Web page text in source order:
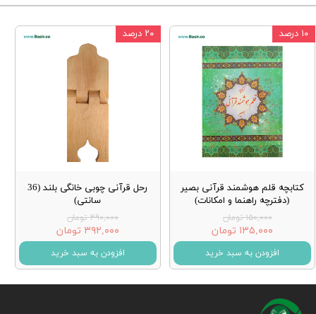
کتابچه قلم هوشمند قرآنی بصیر
(دفترچه راهنما و امکانات)
۱۵۰,۰۰۰ تومان
۱۳۵,۰۰۰ تومان
افزودن به سبد خرید
۱۰ درصد
رحل قرآنی چوبی خانگی بلند (36
سانتی)
۴۹۰,۰۰۰ تومان
۳۹۲,۰۰۰ تومان
افزودن به سبد خرید
۲۰ درصد